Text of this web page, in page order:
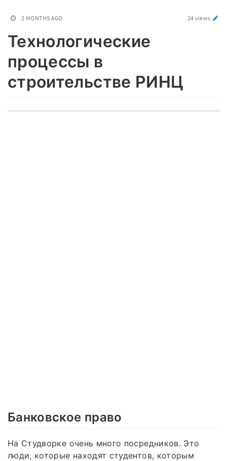
2 MONTHS AGO 24 views
Технологические
процессы в
строительстве РИНЦ
Банковское право
На Студворке очень много посредников. Это
люди, которые находят студентов, которым